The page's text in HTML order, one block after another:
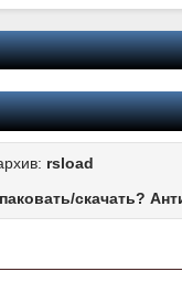
rsload
скачать?